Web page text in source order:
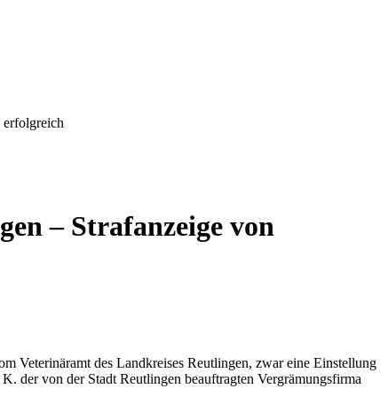
erfolgreich
– Strafanzeige von
Veterinäramt des Landkreises Reutlingen, zwar eine Einstellung
der von der Stadt Reutlingen beauftragten Vergrämungsfirma